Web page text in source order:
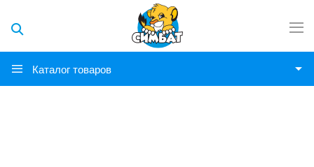
Каталог товаров